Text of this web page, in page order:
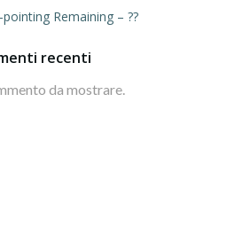
Remaining – ??
recenti
da mostrare.